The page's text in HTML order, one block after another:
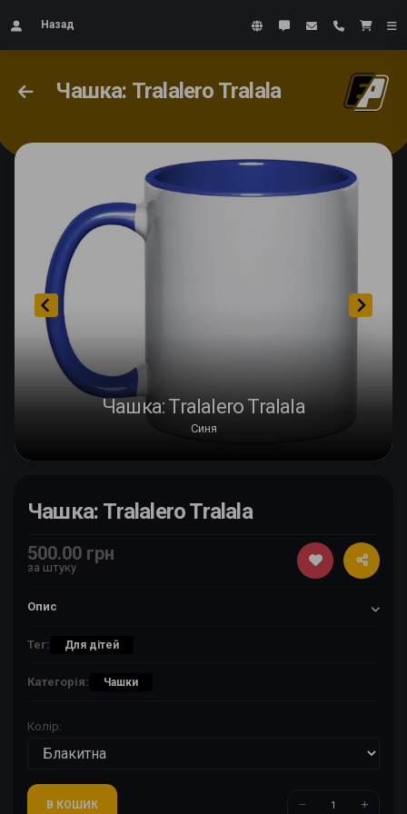
Назад
Чашка: Tralalero Tralala
Чашка: Tralalero Tralala
Синя
Чашка: Tralalero Tralala
500.00 грн
за штуку
Опис
Тег: Для дітей
Категорія: Чашки
Колір:
В КОШИК